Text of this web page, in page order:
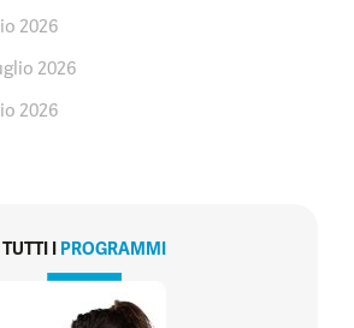
2026
2026
2026
TUTTI I PROGRAMMI